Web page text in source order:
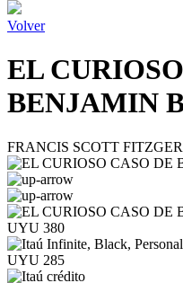
Volver
EL
BENJAMIN
FRANCIS SCOTT
UYU 380
UYU 285